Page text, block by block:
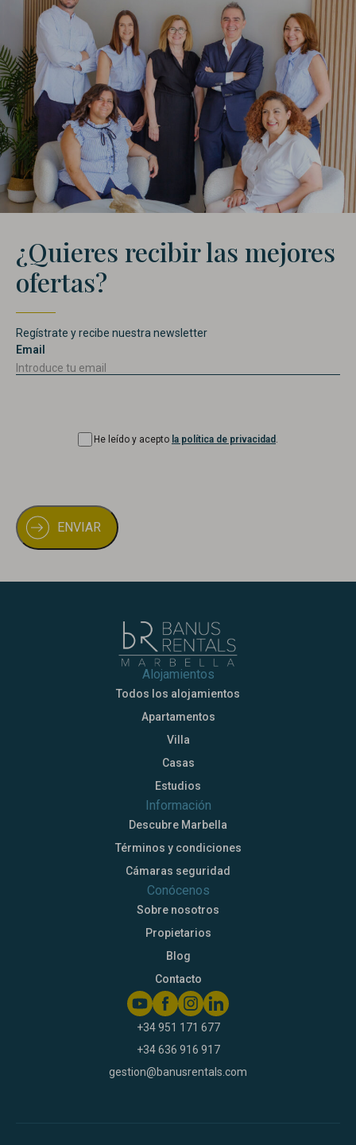
¿Quieres recibir las mejores
ofertas?
Regístrate y recibe nuestra newsletter
Email
He leído y acepto la política de privacidad .
Alojamientos
Todos los alojamientos
Apartamentos
Villa
Casas
Estudios
Información
Descubre Marbella
Términos y condiciones
Cámaras seguridad
Conócenos
Sobre nosotros
Propietarios
Blog
Contacto
+34 951 171 677
+34 636 916 917
gestion@banusrentals.com